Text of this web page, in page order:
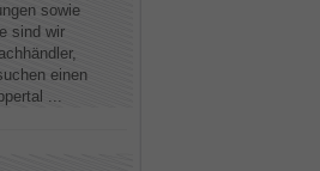
sowie
sind wir
einen
...